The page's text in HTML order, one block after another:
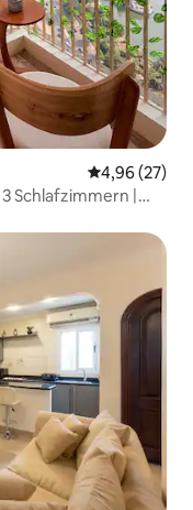
4,96 (27)
Schlafzimmern |